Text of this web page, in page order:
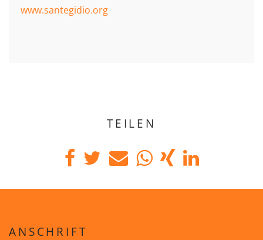
www.santegidio.org
TEILEN
ANSCHRIFT